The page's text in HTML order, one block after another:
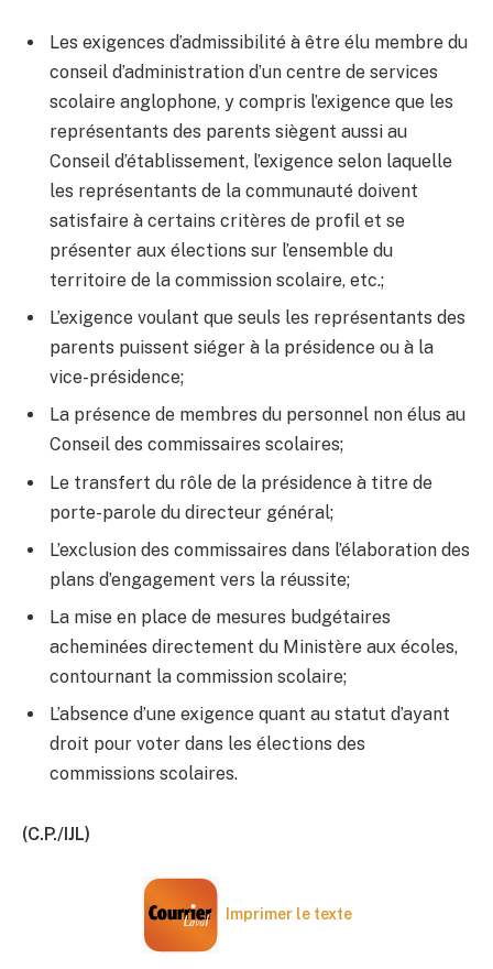
Les exigences d’admissibilité à être élu membre du
conseil d’administration d’un centre de services
scolaire anglophone, y compris l’exigence que les
représentants des parents siègent aussi au
Conseil d’établissement, l’exigence selon laquelle
les représentants de la communauté doivent
satisfaire à certains critères de profil et se
présenter aux élections sur l’ensemble du
territoire de la commission scolaire, etc.;
L’exigence voulant que seuls les représentants des
parents puissent siéger à la présidence ou à la
vice-présidence;
La présence de membres du personnel non élus au
Conseil des commissaires scolaires;
Le transfert du rôle de la présidence à titre de
porte-parole du directeur général;
L’exclusion des commissaires dans l’élaboration des
plans d’engagement vers la réussite;
La mise en place de mesures budgétaires
acheminées directement du Ministère aux écoles,
contournant la commission scolaire;
L’absence d’une exigence quant au statut d’ayant
droit pour voter dans les élections des
commissions scolaires.
(C.P./IJL)
Imprimer le texte